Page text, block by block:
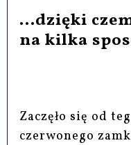
...dzięki
na kilka
Zaczęło się od
czerwonego